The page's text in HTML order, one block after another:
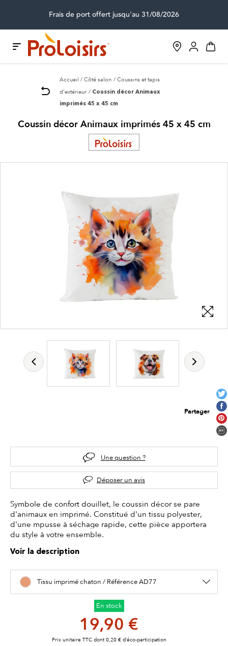
Frais de port offert jusqu'au 31/08/2026
Accueil Côté salon
Coussins et tapis
d'extérieur
Coussin décor Animaux
imprimés 45 x 45 cm
Coussin décor Animaux imprimés 45 x 45 cm
Partager
Une question ?
Déposer un avis
Symbole de confort douillet, le coussin décor se pare
d'animaux en imprimé. Constitué d'un tissu polyester,
d'une mpusse à séchage rapide, cette pièce apportera
du style à votre ensemble.
Voir la description
Tissu imprimé chaton / Référence AD77
En stock
19,90 €
Prix unitaire TTC dont 0,20 € d’éco-participation